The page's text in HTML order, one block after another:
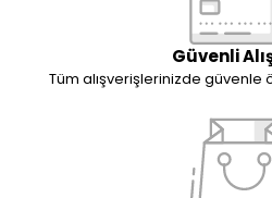
Güvenli
Tüm alışverişlerinizde